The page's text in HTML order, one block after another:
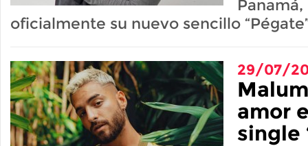
oficialmente su nuevo sencillo
29/07/
amor
single